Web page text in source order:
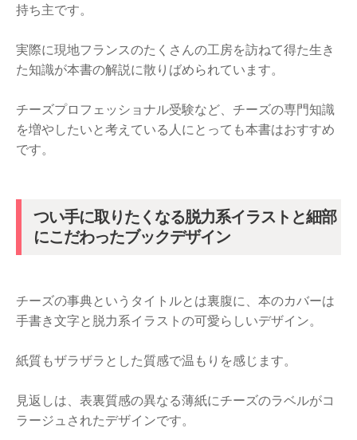
持ち主です。
実際に現地フランスのたくさんの工房を訪ねて得た生き
た知識が本書の解説に散りばめられています。
チーズプロフェッショナル受験など、チーズの専門知識
を増やしたいと考えている人にとっても本書はおすすめ
です。
つい手に取りたくなる脱力系イラストと細部
にこだわったブックデザイン
チーズの事典というタイトルとは裏腹に、本のカバーは
手書き文字と脱力系イラストの可愛らしいデザイン。
紙質もザラザラとした質感で温もりを感じます。
見返しは、表裏質感の異なる薄紙にチーズのラベルがコ
ラージュされたデザインです。